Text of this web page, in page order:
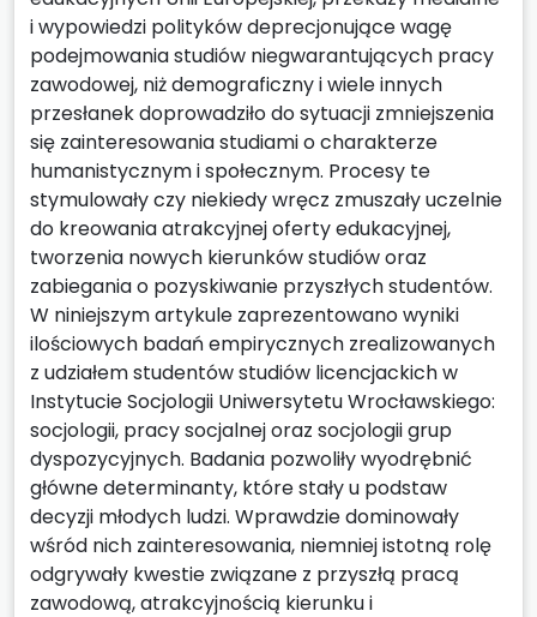
i wypowiedzi polityków deprecjonujące wagę
podejmowania studiów niegwarantujących pracy
zawodowej, niż demograficzny i wiele innych
przesłanek doprowadziło do sytuacji zmniejszenia
się zainteresowania studiami o charakterze
humanistycznym i społecznym. Procesy te
stymulowały czy niekiedy wręcz zmuszały uczelnie
do kreowania atrakcyjnej oferty edukacyjnej,
tworzenia nowych kierunków studiów oraz
zabiegania o pozyskiwanie przyszłych studentów.
W niniejszym artykule zaprezentowano wyniki
ilościowych badań empirycznych zrealizowanych
z udziałem studentów studiów licencjackich w
Instytucie Socjologii Uniwersytetu Wrocławskiego:
socjologii, pracy socjalnej oraz socjologii grup
dyspozycyjnych. Badania pozwoliły wyodrębnić
główne determinanty, które stały u podstaw
decyzji młodych ludzi. Wprawdzie dominowały
wśród nich zainteresowania, niemniej istotną rolę
odgrywały kwestie związane z przyszłą pracą
zawodową, atrakcyjnością kierunku i